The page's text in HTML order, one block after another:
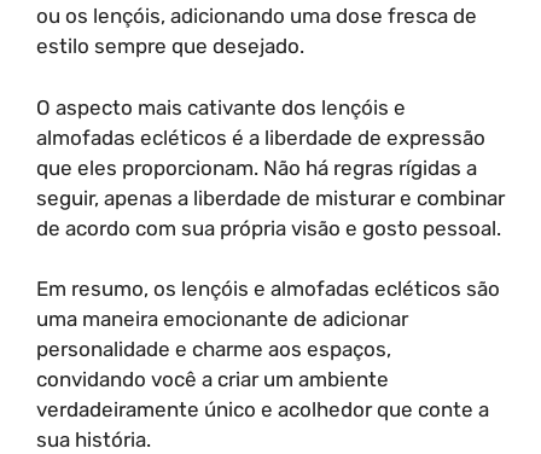
ou os lençóis, adicionando uma dose fresca de
estilo sempre que desejado.
O aspecto mais cativante dos lençóis e
almofadas ecléticos é a liberdade de expressão
que eles proporcionam. Não há regras rígidas a
seguir, apenas a liberdade de misturar e combinar
de acordo com sua própria visão e gosto pessoal.
Em resumo, os lençóis e almofadas ecléticos são
uma maneira emocionante de adicionar
personalidade e charme aos espaços,
convidando você a criar um ambiente
verdadeiramente único e acolhedor que conte a
sua história.